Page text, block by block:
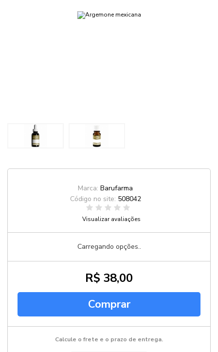
Marca: Barufarma
Código no site: 508042
Visualizar avaliações
Carregando opções..
R$ 38,00
Comprar
Calcule o frete e o prazo de entrega.